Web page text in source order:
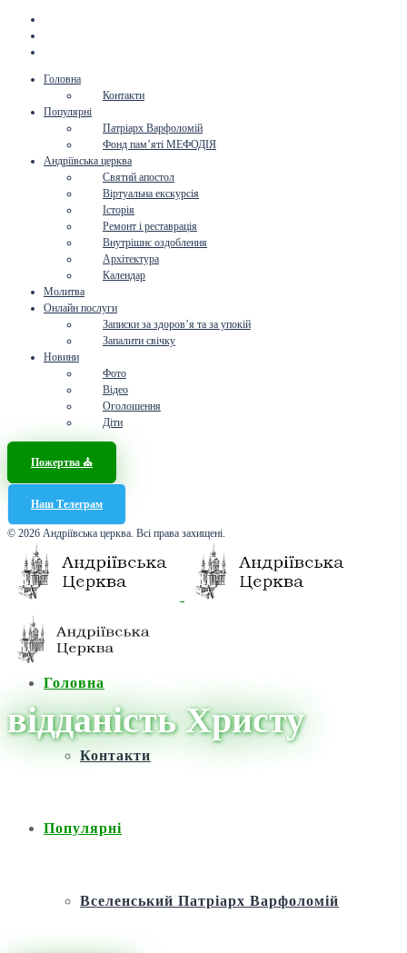
Головна
Контакти
Популярні
Патріарх Варфоломій
Фонд пам’яті МЕФОДІЯ
Андріївська церква
Святий апостол
Віртуальна екскурсія
Історія
Ремонт і реставрація
Внутрішнє оздоблення
Архітектура
Календар
Молитва
Онлайн послуги
Записки за здоров’я та за упокій
Запалити свічку
Новини
Фото
Відео
Оголошення
Діти
Пожертва ⛪️
Наш Телеграм
© 2026 Андріївська церква. Всі права захищені.
Головна
Контакти
Популярні
Вселенський Патріарх Варфоломій
відданість Христу